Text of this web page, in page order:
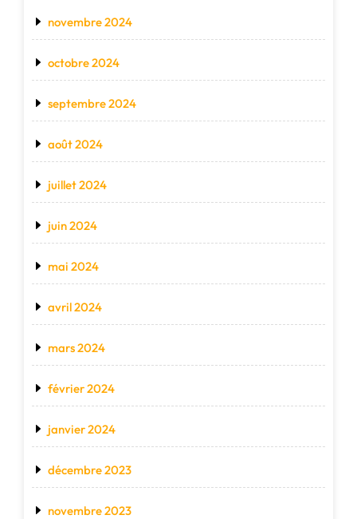
novembre 2024
octobre 2024
septembre 2024
août 2024
juillet 2024
juin 2024
mai 2024
avril 2024
mars 2024
février 2024
janvier 2024
décembre 2023
novembre 2023